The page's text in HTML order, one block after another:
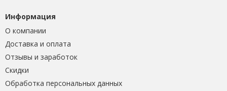
Информация
О компании
Доставка и оплата
Отзывы и заработок
Скидки
Обработка персональных данных